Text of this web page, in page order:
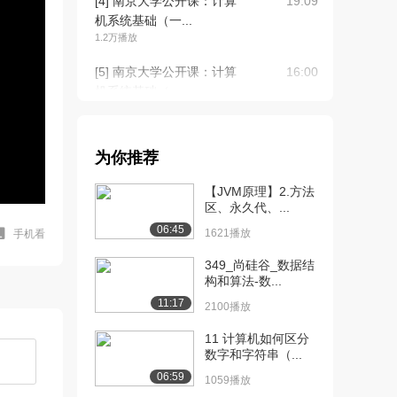
手机看
机系统基础（一...
1.2万播放
[5] 南京大学公开课：计算
16:00
机系统基础（一...
[7] 南京大学公开课：计算
机系统基础（一...
07:08
[8] 南京大学公开课：计算
机系统基础（一...
[9] 南京大学公开课：计算
机系统基础（一...
16:20
为你推荐
06:45
【JVM原理】2.方法
区、永久代、...
1621播放
11:17
349_尚硅谷_数据结
构和算法-数...
2100播放
06:59
11 计算机如何区分
数字和字符串（...
1059播放